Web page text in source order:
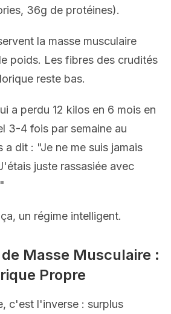
36g de protéines).
la masse musculaire
poids. Les fibres des crudités
reste bas.
a perdu 12 kilos en 6 mois en
3-4 fois par semaine au
a dit : "Je ne me suis jamais
juste rassasiée avec
un régime intelligent.
Masse Musculaire :
Propre
c'est l'inverse : surplus